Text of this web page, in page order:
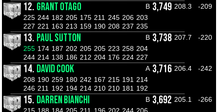
12. GRANT OTAGO B 3,749 208.3
-209
225 244 182 205 175 211 245 206 203
227 221 163 213 159 190 208 237 235
13. PAUL SUTTON B 3,738 207.7
-220
255 174 187 202 205 205 223 258 204
244 214 138 186 212 204 176 224 227
14. DAVID COOK A 3,716 206.4
-242
208 190 259 180 242 167 215 191 214
246 211 192 194 214 210 210 181 192
15. DARREN BIANCHI B 3,692 205.1
-266